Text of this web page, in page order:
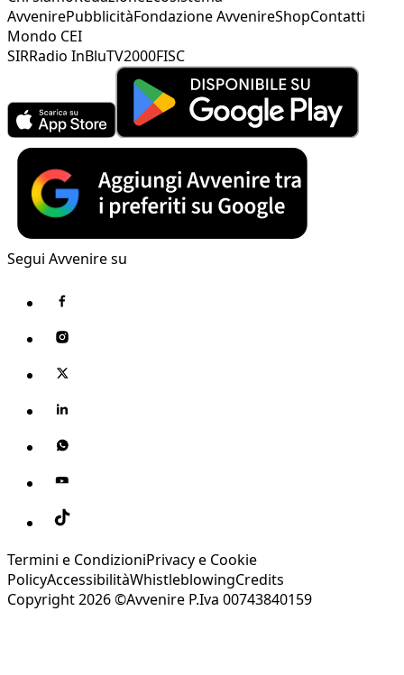
AvvenirePubblicitàFondazione AvvenireShopContatti
Mondo CEI
SIRRadio InBluTV2000FISC
Segui Avvenire su
Termini e CondizioniPrivacy e Cookie
PolicyAccessibilitàWhistleblowingCredits
Copyright 2026 ©Avvenire P.Iva 00743840159